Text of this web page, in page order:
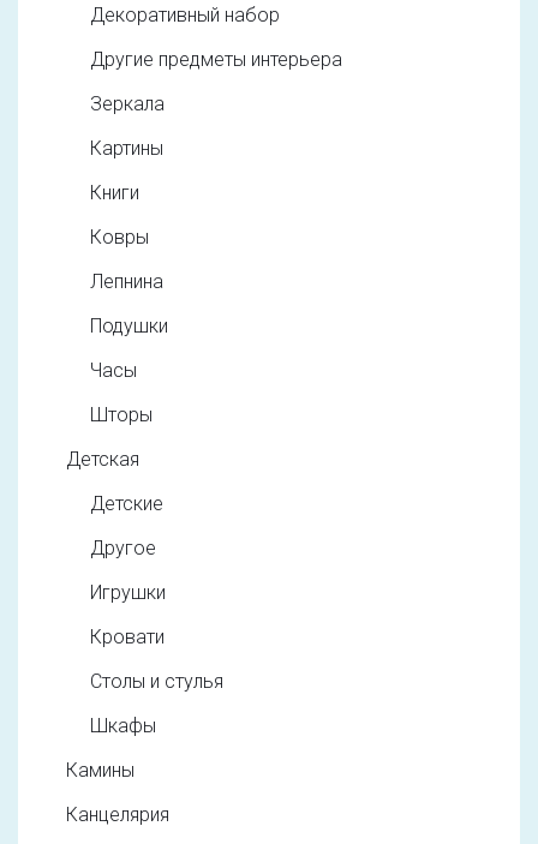
Декоративный набор
Другие предметы интерьера
Зеркала
Картины
Книги
Ковры
Лепнина
Подушки
Часы
Шторы
Детская
Детские
Другое
Игрушки
Кровати
Столы и стулья
Шкафы
Камины
Канцелярия